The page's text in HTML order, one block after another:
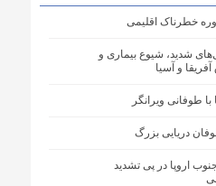
خطرناک اقلیمی
شدید، شیوع بیماری و
و آسیا
طوفانی ویرانگر
دریایی بزرگ
اروپا در پی تشدید